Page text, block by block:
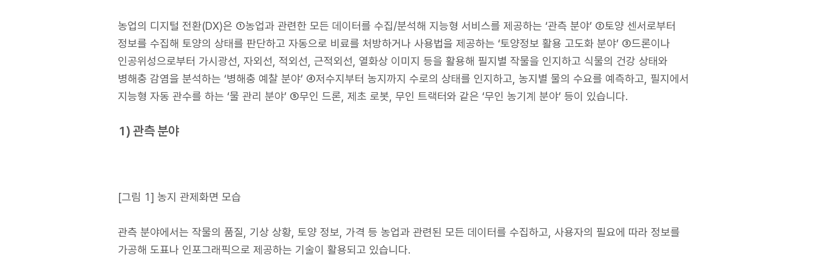
농업의 디지털 전환(DX)은 ①농업과 관련한 모든 데이터를 수집/분석해 지능형 서비스를 제공하는 ‘관측 분야’ ②토양 센서로부터
정보를 수집해 토양의 상태를 판단하고 자동으로 비료를 처방하거나 사용법을 제공하는 ‘토양정보 활용 고도화 분야’ ③드론이나
인공위성으로부터 가시광선, 자외선, 적외선, 근적외선, 열화상 이미지 등을 활용해 필지별 작물을 인지하고 식물의 건강 상태와
병해충 감염을 분석하는 ‘병해충 예찰 분야’ ④저수지부터 농지까지 수로의 상태를 인지하고, 농지별 물의 수요를 예측하고, 필지에서
지능형 자동 관수를 하는 ‘물 관리 분야’ ⑤무인 드론, 제초 로봇, 무인 트랙터와 같은 ‘무인 농기계 분야’ 등이 있습니다.
1) 관측 분야
[그림 1] 농지 관제화면 모습
관측 분야에서는 작물의 품질, 기상 상황, 토양 정보, 가격 등 농업과 관련된 모든 데이터를 수집하고, 사용자의 필요에 따라 정보를
가공해 도표나 인포그래픽으로 제공하는 기술이 활용되고 있습니다.